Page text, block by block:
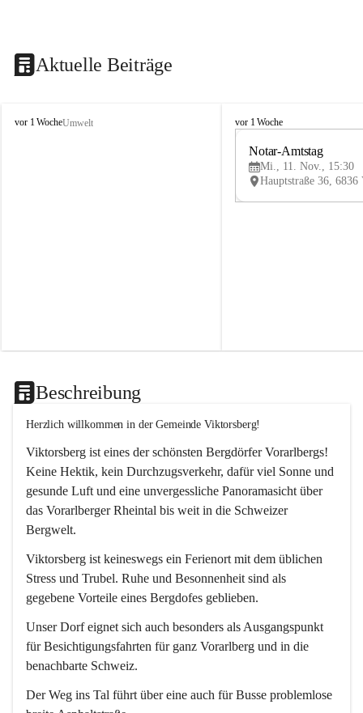
Aktuelle Beiträge
V
vor 1 WocheUmwelt
V
vor 1 Woche
Notar-Amtstag
Mi., 11. Nov., 15:30
Beschreibung
Herzlich willkommen in der Gemeinde Viktorsberg!
Viktorsberg ist eines der schönsten Bergdörfer Vorarlbergs!
Keine Hektik, kein Durchzugsverkehr, dafür viel Sonne und
gesunde Luft und eine unvergessliche Panoramasicht über
das Vorarlberger Rheintal bis weit in die Schweizer
Bergwelt.
Viktorsberg ist keineswegs ein Ferienort mit dem üblichen
Stress und Trubel. Ruhe und Besonnenheit sind als
gegebene Vorteile eines Bergdofes geblieben.
Unser Dorf eignet sich auch besonders als Ausgangspunkt
für Besichtigungsfahrten für ganz Vorarlberg und in die
benachbarte Schweiz.
Der Weg ins Tal führt über eine auch für Busse problemlose